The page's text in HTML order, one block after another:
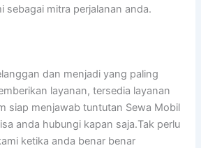
sebagai mitra perjalanan anda.
dan menjadi yang paling
layanan, tersedia layanan
siap menjawab tuntutan Sewa Mobil
anda hubungi kapan saja.Tak perlu
ketika anda benar benar